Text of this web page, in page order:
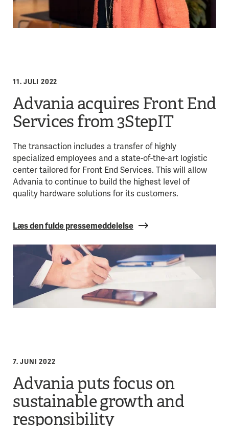
11. JULI 2022
Advania acquires Front End
Services from 3StepIT
The transaction includes a transfer of highly
specialized employees and a state-of-the-art logistic
center tailored for Front End Services. This will allow
Advania to continue to build the highest level of
quality hardware solutions for its customers.
Læs den fulde pressemeddelelse
7. JUNI 2022
Advania puts focus on
sustainable growth and
responsibility